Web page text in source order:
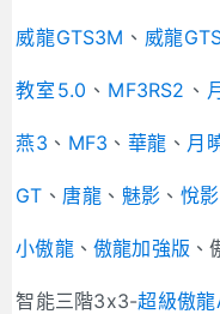
威龍GTS3M 、 威龍
教室5.0 、 MF3RS2 、
燕3 、 MF3 、 華龍 、 月
GT 、 唐龍 、 魅影 、 悅影
小傲龍、 傲龍加強版 、
智能三階3x3-超級傲